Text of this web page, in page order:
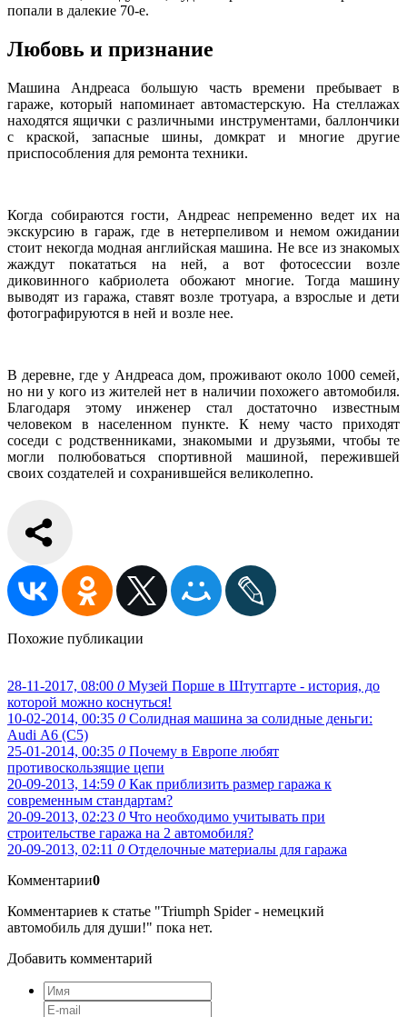
попали в далекие 70-е.
Любовь и признание
Машина Андреаса большую часть времени пребывает в
гараже, который напоминает автомастерскую. На стеллажах
находятся ящички с различными инструментами, баллончики
с краской, запасные шины, домкрат и многие другие
приспособления для ремонта техники.
Когда собираются гости, Андреас непременно ведет их на
экскурсию в гараж, где в нетерпеливом и немом ожидании
стоит некогда модная английская машина. Не все из знакомых
жаждут покататься на ней, а вот фотосессии возле
диковинного кабриолета обожают многие. Тогда машину
выводят из гаража, ставят возле тротуара, а взрослые и дети
фотографируются в ней и возле нее.
В деревне, где у Андреаса дом, проживают около 1000 семей,
но ни у кого из жителей нет в наличии похожего автомобиля.
Благодаря этому инженер стал достаточно известным
человеком в населенном пункте. К нему часто приходят
соседи с родственниками, знакомыми и друзьями, чтобы те
могли полюбоваться спортивной машиной, пережившей
своих создателей и сохранившейся великолепно.
Похожие публикации
28-11-2017, 08:00 0 Музей Порше в Штутгарте - история, до
которой можно коснуться!
10-02-2014, 00:35 0 Солидная машина за солидные деньги:
Audi А6 (С5)
25-01-2014, 00:35 0 Почему в Европе любят
противоскользящие цепи
20-09-2013, 14:59 0 Как приблизить размер гаража к
современным стандартам?
20-09-2013, 02:23 0 Что необходимо учитывать при
строительстве гаража на 2 автомобиля?
20-09-2013, 02:11 0 Отделочные материалы для гаража
Комментарии0
Комментариев к статье "Triumph Spider - немецкий
автомобиль для души!" пока нет.
Добавить комментарий